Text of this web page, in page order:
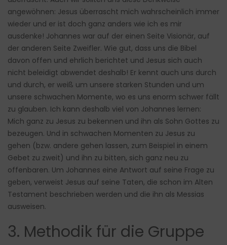
angewöhnen: Jesus überrascht mich wahrscheinlich immer
wieder und er ist doch ganz anders wie ich es mir
ausdenke! Johannes war auf der einen Seite Visionär, auf
der anderen Seite Zweifler. Wie gut, dass uns die Bibel
davon offen und ehrlich berichtet und Jesus sich auch
nicht beleidigt abwendet deshalb! Er kennt auch uns durch
und durch, er weiß um unsere starken Stunden und um
unsere schwachen Momente, wo es uns enorm schwer fällt
zu glauben. Ich kann deshalb viel von Johannes lernen:
Mich ganz zu Jesus zu bekennen und ihn als Sohn Gottes zu
bezeugen. Und in schwachen Momenten zu Jesus zu
gehen (bzw. andere gehen lassen, zum Beispiel in einem
Gebet zu zweit) und ihn zu bitten, sich ganz neu zu
offenbaren. Um Johannes eine Antwort auf seine Frage zu
geben, verweist Jesus auf seine Taten, die schon im Alten
Testament beschrieben werden und die ihn als Messias
ausweisen.
3. Methodik für die Gruppe